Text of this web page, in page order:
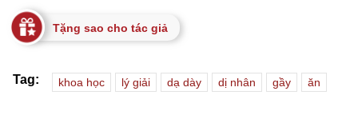
Tặng sao cho tác giả
Tag: khoa học lý giải dạ dày dị nhân gầy ăn